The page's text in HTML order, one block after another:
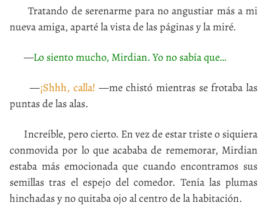
Tratando de serenarme para no angustiar más a mi
nueva amiga, aparté la vista de las páginas y la miré.
—Lo siento mucho, Mirdian. Yo no sabía que…
—¡Shhh, calla! —me chistó mientras se frotaba las
puntas de las alas.
Increíble, pero cierto. En vez de estar triste o siquiera
conmovida por lo que acababa de rememorar, Mirdian
estaba más emocionada que cuando encontramos sus
semillas tras el espejo del comedor. Tenía las plumas
hinchadas y no quitaba ojo al centro de la habitación.